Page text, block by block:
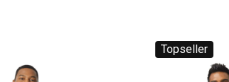
Topseller